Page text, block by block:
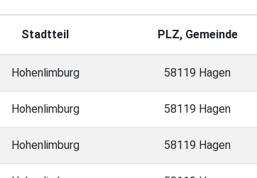
Stadtteil PLZ, Gemeinde
Hohenlimburg 58119 Hagen
Hohenlimburg 58119 Hagen
Hohenlimburg 58119 Hagen